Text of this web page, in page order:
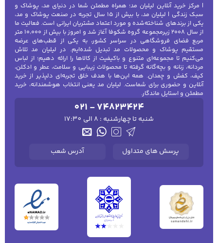
| مرکز خرید آنلاین لیلیان مد؛ همراه مطمئن شما در دنیای مد، پوشاک و
سبک زندگی | لیلیان مد، با بیش از ۱۵ سال تجربه در صنعت پوشاک و مد،
یکی از برندهای شناخته‌شده و مورد اعتماد مشتریان ایرانی است. فعالیت ما
از سال ۲۰۰۸ زیرمجموعه گروه شکوفا آغاز شد و امروز با بیش از ۱۰٬۰۰۰ متر
مربع فضای فروشگاهی در سراسر کشور، به یکی از قطب‌های عرضه
مستقیم پوشاک و محصولات مد تبدیل شده‌ایم. در لیلیان مد تلاش
می‌کنیم تا مجموعه‌ای متنوع و باکیفیت از کالاها را ارائه دهیم؛ از لباس
مردانه، زنانه و بچه‌گانه گرفته تا محصولات زیبایی و سلامت، عطر و ادکلن،
کیف، کفش و چمدان. همه این‌ها با هدف خلق تجربه‌ای دلپذیر از خرید
آنلاین و حضوری برای شماست. لیلیان مد یعنی انتخاب هوشمندانه، خرید
مطمئن و استایل ماندگار.
021 - 74823424
شنبه تا چهارشنبه : 8 الی 17:30
پرسش های متداول آدرس شعب